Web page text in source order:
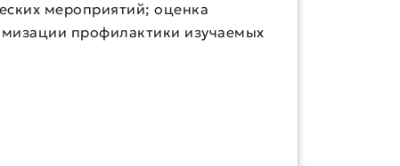
мероприятий; оценка
профилактики изучаемых